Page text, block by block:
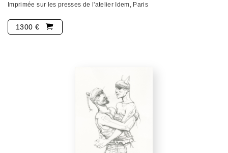
Imprimée sur les presses de l'atelier Idem, Paris
1300 €